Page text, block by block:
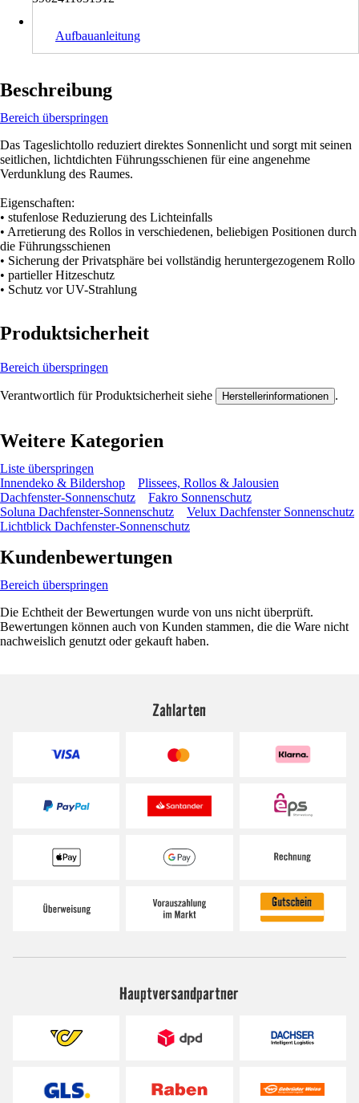
Aufbauanleitung
Beschreibung
Bereich überspringen
Das Tageslichtollo reduziert direktes Sonnenlicht und sorgt mit seinen
seitlichen, lichtdichten Führungsschienen für eine angenehme
Verdunklung des Raumes.
Eigenschaften:
• stufenlose Reduzierung des Lichteinfalls
• Arretierung des Rollos in verschiedenen, beliebigen Positionen durch
die Führungsschienen
• Sicherung der Privatsphäre bei vollständig heruntergezogenem Rollo
• partieller Hitzeschutz
• Schutz vor UV-Strahlung
Produktsicherheit
Bereich überspringen
Verantwortlich für Produktsicherheit siehe Herstellerinformationen .
Weitere Kategorien
Liste überspringen
Innendeko & Bildershop
Plissees, Rollos & Jalousien
Dachfenster-Sonnenschutz
Fakro Sonnenschutz
Soluna Dachfenster-Sonnenschutz
Velux Dachfenster Sonnenschutz
Lichtblick Dachfenster-Sonnenschutz
Kundenbewertungen
Bereich überspringen
Die Echtheit der Bewertungen wurde von uns nicht überprüft.
Bewertungen können auch von Kunden stammen, die die Ware nicht
nachweislich genutzt oder gekauft haben.
Zahlarten
Hauptversandpartner